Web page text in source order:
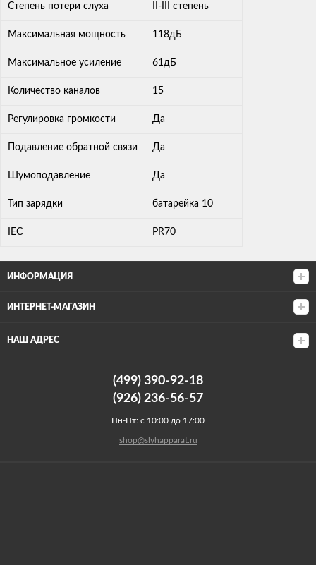
Степень потери слуха II-III степень
Максимальная мощность 118дБ
Максимальное усиление 61дБ
Количество каналов 15
Регулировка громкости Да
Подавление обратной связи Да
Шумоподавление Да
Тип зарядки батарейка 10
IEC PR70
ИНФОРМАЦИЯ
ИНТЕРНЕТ-МАГАЗИН
НАШ АДРЕС
(499) 390-92-18
(926) 236-56-57
Пн-Пт: с 10:00 до 17:00
shop@slyhapparat.ru